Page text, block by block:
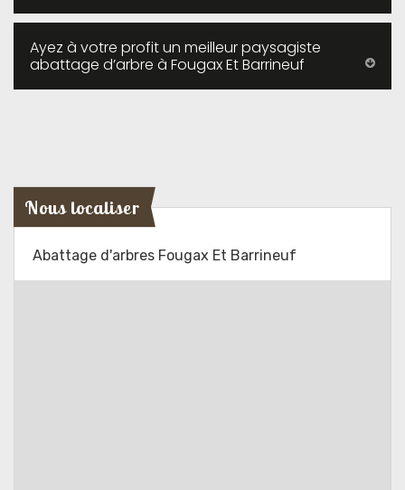
Ayez à votre profit un meilleur paysagiste
abattage d’arbre à Fougax Et Barrineuf
Nous localiser
Abattage d'arbres Fougax Et Barrineuf